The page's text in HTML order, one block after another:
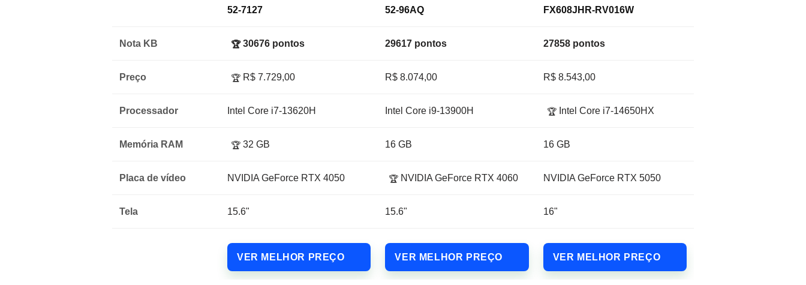
52-7127
52-96AQ
FX608JHR-RV016W
Nota KB 🏆30676 pontos 29617 pontos 27858 pontos
Preço 🏆 R$ 7.729,00 R$ 8.074,00 R$ 8.543,00
Processador Intel Core i7-13620H Intel Core i9-13900H 🏆Intel Core i7-14650HX
Memória RAM 🏆 32 GB 16 GB 16 GB
Placa de vídeo NVIDIA GeForce RTX 4050 🏆 NVIDIA GeForce RTX 4060 NVIDIA GeForce RTX 5050
Tela 15.6" 15.6" 16"
VER MELHOR PREÇO VER MELHOR PREÇO VER MELHOR PREÇO